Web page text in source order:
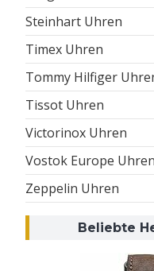
Steinhart Uhren
Timex Uhren
Tommy Hilfiger
Tissot Uhren
Victorinox Uhren
Vostok Europe Uhren
Zeppelin Uhren
Beliebte